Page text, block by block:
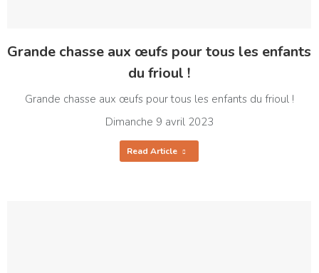
Grande chasse aux œufs pour tous les enfants
du frioul !
Grande chasse aux œufs pour tous les enfants du frioul !
Dimanche 9 avril 2023
Read Article